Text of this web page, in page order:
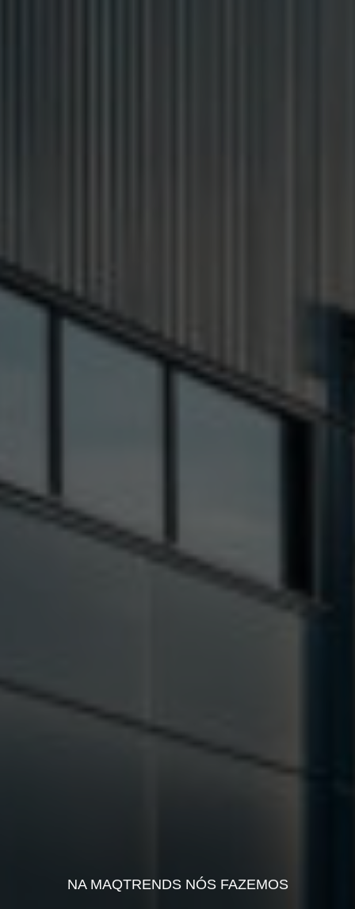
NA MAQTRENDSNÓS FAZEMOS